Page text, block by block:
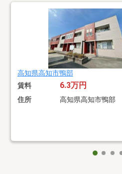
高知県高知市鴨部
賃料 6.3万円
住所 高知県高知市鴨部